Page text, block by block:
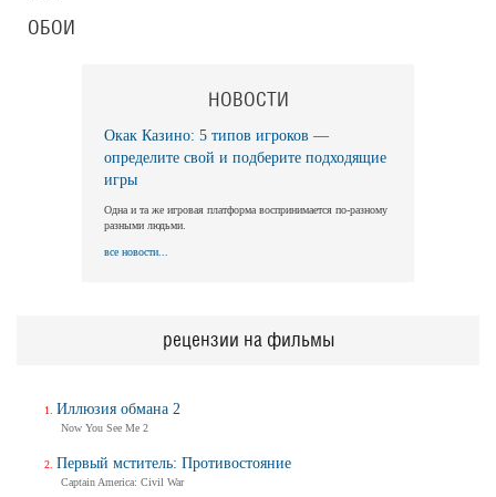
ОБОИ
НОВОСТИ
Окак Казино: 5 типов игроков —
определите свой и подберите подходящие
игры
Одна и та же игровая платформа воспринимается по-разному
разными людьми.
все новости...
рецензии на фильмы
Иллюзия обмана 2
Now You See Me 2
Первый мститель: Противостояние
Captain America: Civil War